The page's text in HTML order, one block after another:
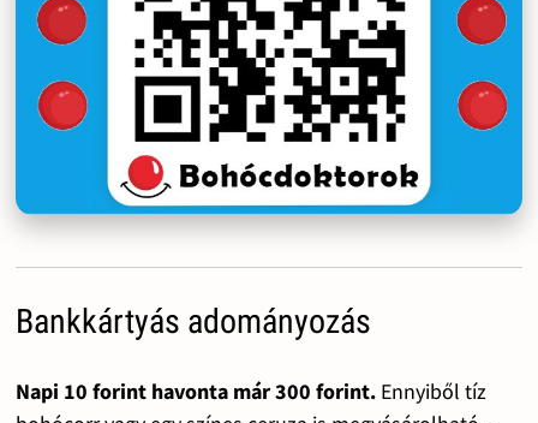
Bankkártyás adományozás
Napi 10 forint havonta már 300 forint.Ennyiből tíz